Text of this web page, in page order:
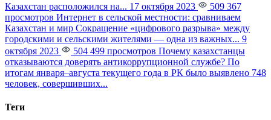
Казахстан расположился на... 17 октября 2023
509 367
просмотров Интернет в сельской местности: сравниваем
Казахстан и мир Сокращение «цифрового разрыва» между
городскими и сельскими жителями — одна из важных... 9
октября 2023
504 499 просмотров Почему казахстанцы
отказываются доверять антикоррупционной службе? По
итогам января–августа текущего года в РК было выявлено 748
человек, совершивших...
Теги